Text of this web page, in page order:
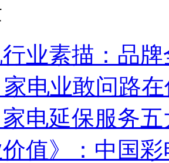
业素描：品
家电业敢问路
电延保服务
价值》：中国